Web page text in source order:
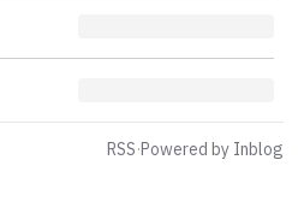
RSS·Powered by Inblog